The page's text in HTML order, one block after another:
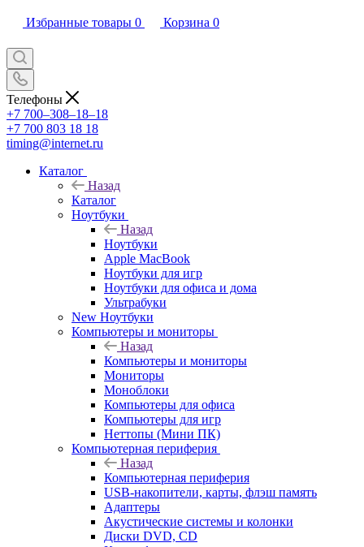
Избранные товары 0 Корзина 0
Телефоны
+7 700‒308‒18‒18
+7 700 803 18 18
timing@internet.ru
Каталог
Назад
Каталог
Ноутбуки
Назад
Ноутбуки
Apple MacBook
Ноутбуки для игр
Ноутбуки для офиса и дома
Ультрабуки
New Ноутбуки
Компьютеры и мониторы
Назад
Компьютеры и мониторы
Мониторы
Моноблоки
Компьютеры для офиса
Компьютеры для игр
Неттопы (Мини ПК)
Компьютерная периферия
Назад
Компьютерная периферия
USB-накопители, карты, флэш память
Адаптеры
Акустические системы и колонки
Диски DVD, CD